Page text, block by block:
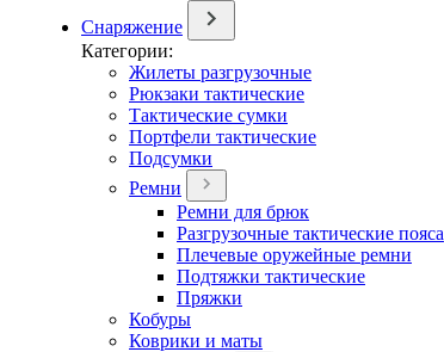
Снаряжение
Категории:
Жилеты разгрузочные
Рюкзаки тактические
Тактические сумки
Портфели тактические
Подсумки
Ремни
Ремни для брюк
Разгрузочные тактические пояса
Плечевые оружейные ремни
Подтяжки тактические
Пряжки
Кобуры
Коврики и маты